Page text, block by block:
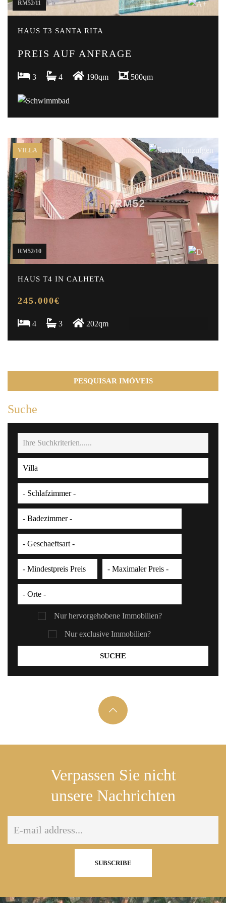
RM52/11
HAUS T3 SANTA RITA
PREIS AUF ANFRAGE
3 4 190qm 500qm
RM52/10
VILLA
HAUS T4 IN CALHETA
245.000€
4 3 202qm
PESQUISAR IMÓVEIS
Suche
Nur hervorgehobene Immobilien?
Nur exclusive Immobilien?
Verpassen Sie nicht
unsere Nachrichten
SUBSCRIBE